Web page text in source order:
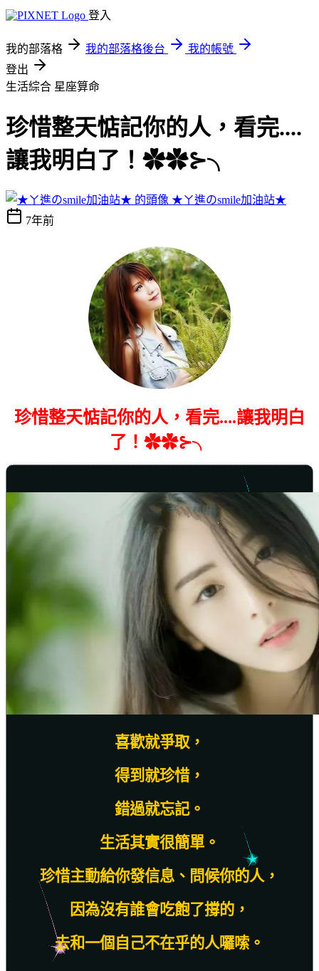
登入
我的部落格 我的部落格後台
我的帳號
登出
生活綜合 星座算命
珍惜整天惦記你的人，看完....
讓我明白了！✿✿⊱╮
★ㄚ進のsmile加油站★
7年前
珍惜整天惦記你的人，看完....讓我明白
了！✿✿⊱╮
喜歡就爭取，
得到就珍惜，
錯過就忘記。
生活其實很簡單。
珍惜主動給你發信息、問候你的人，
因為沒有誰會吃飽了撐的，
去和一個自己不在乎的人囉嗦。